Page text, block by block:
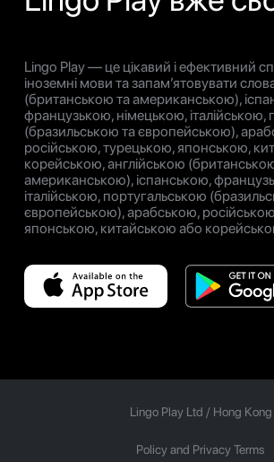
Lingo Play — це цікавий і ефективний
іноземні мови та запам’ятовувати
(британською та американською),
французькою, німецькою, італійською,
(бразильською та європейською),
російською, турецькою, японською,
корейською, англійською
американською), іспанською,
італійською, португальською
європейською), арабською,
японською, китайською або
Lingo Play Ltd / Hong Kong
Policy and Privacy Terms